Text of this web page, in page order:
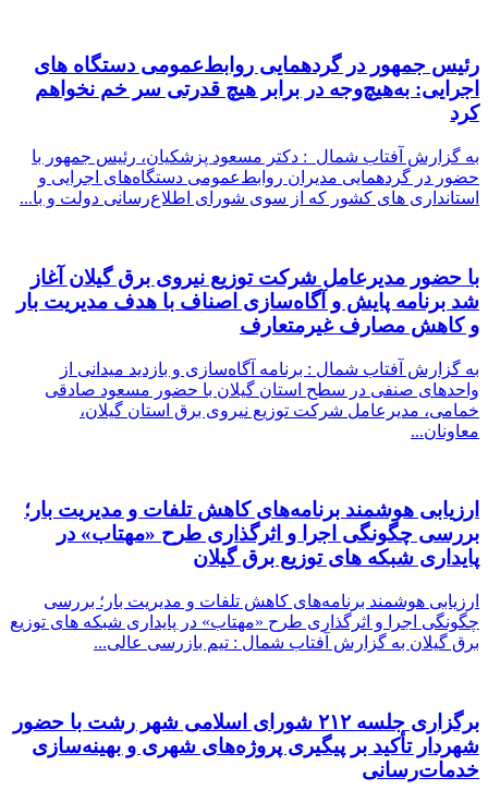
رئیس جمهور در گردهمایی روابط‌عمومی دستگاه های
اجرایی: به‌هیچ‌وجه در برابر هیچ قدرتی سر خم نخواهم
کرد
به گزارش آفتاب شمال : دکتر مسعود پزشکیان، رئیس جمهور با
حضور در گردهمایی مدیران روابط‌عمومی‌ دستگاه‌های اجرایی و
استانداری های کشور که از سوی شورای اطلاع‌رسانی دولت و با...
با حضور مدیرعامل شرکت توزیع نیروی برق گیلان آغاز
شد برنامه پایش و آگاه‌سازی اصناف با هدف مدیریت بار
و كاهش مصارف غیرمتعارف
به گزارش آفتاب شمال : برنامه آگاه‌سازی و بازدید میدانی از
واحدهای صنفی در سطح استان گیلان با حضور مسعود صادقی
خمامی، مدیرعامل شرکت توزیع نیروی برق استان گیلان،
معاونان...
ارزیابی هوشمند برنامه‌های كاهش تلفات و مدیریت بار؛
بررسی چگونگی اجرا و اثرگذاری طرح «مهتاب» در
پایداری شبكه های توزیع برق گیلان
ارزیابی هوشمند برنامه‌های كاهش تلفات و مدیریت بار؛ بررسی
چگونگی اجرا و اثرگذاری طرح «مهتاب» در پایداری شبكه های توزیع
برق گیلان به گزارش آفتاب شمال : تیم بازرسی عالی...
برگزاری جلسه ۲۱۲ شورای اسلامی شهر رشت با حضور
شهردار تأکید بر پیگیری پروژه‌های شهری و بهینه‌سازی
خدمات‌رسانی